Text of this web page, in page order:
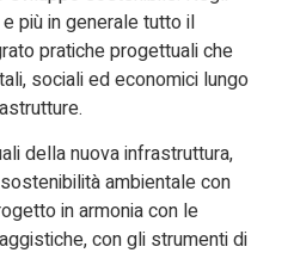
più in generale tutto il
pratiche progettuali che
sociali ed economici lungo
della nuova infrastruttura,
ambientale con
in armonia con le
con gli strumenti di